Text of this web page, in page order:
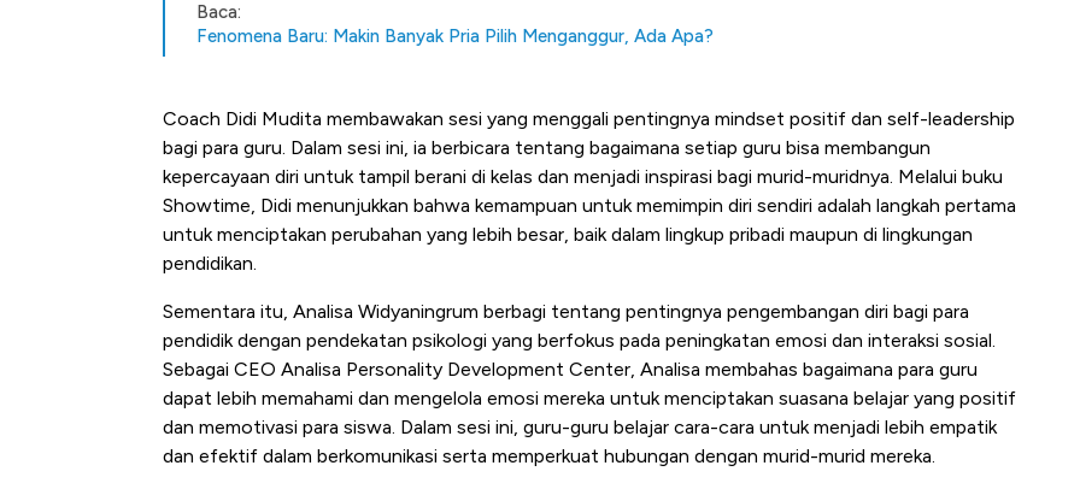
Baca:
Fenomena Baru: Makin Banyak Pria Pilih Menganggur, Ada Apa?
Coach Didi Mudita membawakan sesi yang menggali pentingnya mindset positif dan self-leadership
bagi para guru. Dalam sesi ini, ia berbicara tentang bagaimana setiap guru bisa membangun
kepercayaan diri untuk tampil berani di kelas dan menjadi inspirasi bagi murid-muridnya. Melalui buku
Showtime, Didi menunjukkan bahwa kemampuan untuk memimpin diri sendiri adalah langkah pertama
untuk menciptakan perubahan yang lebih besar, baik dalam lingkup pribadi maupun di lingkungan
pendidikan.
Sementara itu, Analisa Widyaningrum berbagi tentang pentingnya pengembangan diri bagi para
pendidik dengan pendekatan psikologi yang berfokus pada peningkatan emosi dan interaksi sosial.
Sebagai CEO Analisa Personality Development Center, Analisa membahas bagaimana para guru
dapat lebih memahami dan mengelola emosi mereka untuk menciptakan suasana belajar yang positif
dan memotivasi para siswa. Dalam sesi ini, guru-guru belajar cara-cara untuk menjadi lebih empatik
dan efektif dalam berkomunikasi serta memperkuat hubungan dengan murid-murid mereka.